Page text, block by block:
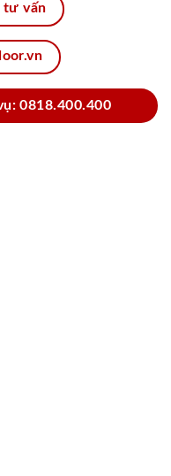
tư vấn
0818.400.400